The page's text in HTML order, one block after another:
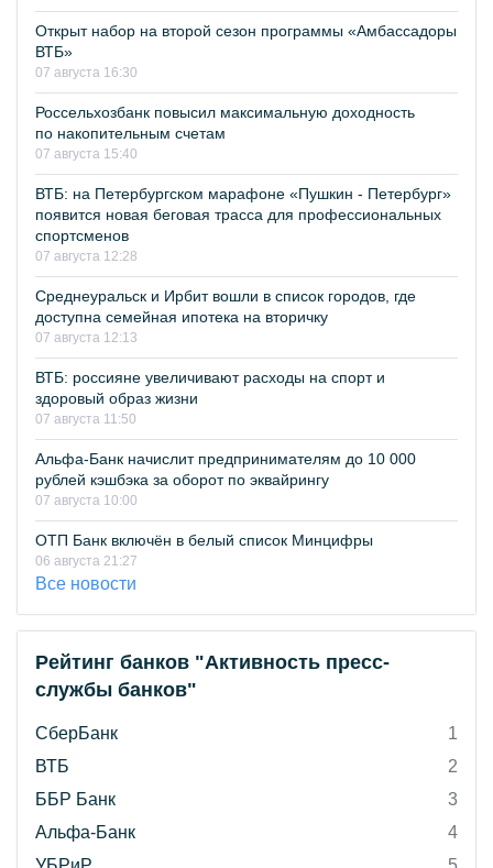
Открыт набор на второй сезон программы «Амбассадоры
ВТБ»
07 августа 16:30
Россельхозбанк повысил максимальную доходность
по накопительным счетам
07 августа 15:40
ВТБ: на Петербургском марафоне «Пушкин - Петербург»
появится новая беговая трасса для профессиональных
спортсменов
07 августа 12:28
Среднеуральск и Ирбит вошли в список городов, где
доступна семейная ипотека на вторичку
07 августа 12:13
ВТБ: россияне увеличивают расходы на спорт и
здоровый образ жизни
07 августа 11:50
Альфа-Банк начислит предпринимателям до 10 000
рублей кэшбэка за оборот по эквайрингу
07 августа 10:00
ОТП Банк включён в белый список Минцифры
06 августа 21:27
Все новости
Рейтинг банков "Активность пресс-
службы банков"
СберБанк
1
ВТБ
2
ББР Банк
3
Альфа-Банк
4